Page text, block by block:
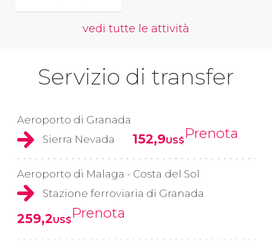
vedi tutte le attività
Servizio di transfer
Aeroporto di Granada
Sierra Nevada
152,9US$Prenota
Aeroporto di Malaga - Costa del Sol
Stazione ferroviaria di Granada
259,2US$Prenota